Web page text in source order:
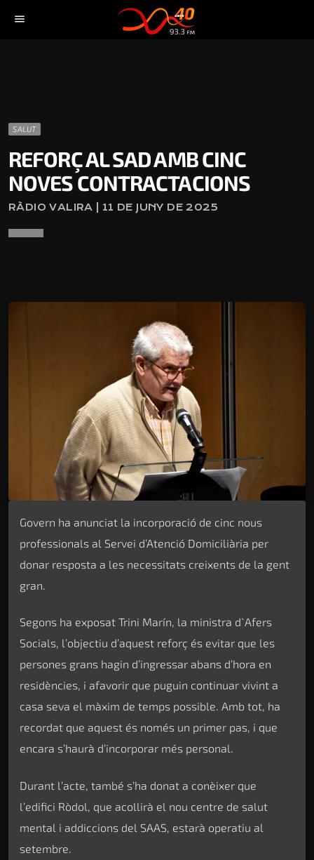
menu
SALUT
REFORÇ AL SAD AMB CINC
NOVES CONTRACTACIONS
RÀDIO VALIRA | 11 DE JUNY DE 2025
Govern ha anunciat la incorporació de cinc nous
professionals al Servei d’Atenció Domiciliària per
donar resposta a les necessitats creixents de la gent
gran.
Segons ha exposat Trini Marín, la ministra d`Afers
Socials, l’objectiu d’aquest reforç és evitar que les
persones grans hagin d’ingressar abans d’hora en
residències, i afavorir que puguin continuar vivint a
casa seva el màxim de temps possible. Amb tot, ha
recordat que aquest és només un primer pas, i que
encara s’haurà d’incorporar més personal.
Durant l’acte, també s’ha donat a conèixer que
l’edifici Ròdol, que acollirà el nou centre de salut
mental i addiccions del SAAS, estarà operatiu al
setembre.